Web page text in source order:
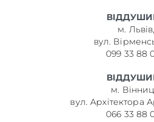
м. Львів,
вул.
099 33 88
м.
вул. Архітектора
066 33 88